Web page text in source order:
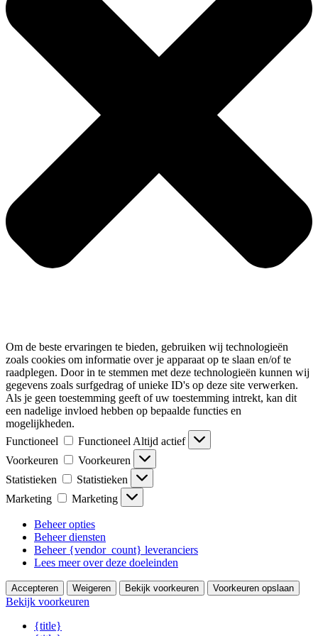
Om de beste ervaringen te bieden, gebruiken wij technologieën
zoals cookies om informatie over je apparaat op te slaan en/of te
raadplegen. Door in te stemmen met deze technologieën kunnen wij
gegevens zoals surfgedrag of unieke ID's op deze site verwerken.
Als je geen toestemming geeft of uw toestemming intrekt, kan dit
een nadelige invloed hebben op bepaalde functies en
mogelijkheden.
Functioneel
Functioneel Altijd actief
Voorkeuren
Voorkeuren
Statistieken
Statistieken
Marketing
Marketing
Beheer opties
Beheer diensten
Beheer {vendor_count} leveranciers
Lees meer over deze doeleinden
Accepteren Weigeren Bekijk voorkeuren Voorkeuren opslaan
Bekijk voorkeuren
{title}